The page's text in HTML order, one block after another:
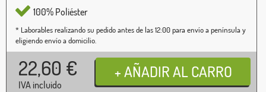
100% Poliéster
* Laborables realizando su pedido antes de las 12:00 para envío a península y
eligiendo envío a domicilio.
22,60 €
IVA incluido